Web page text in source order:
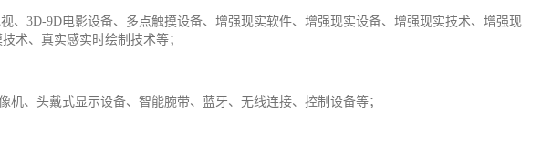
3D-9D电影设备、多点触摸设备、增强现实软件、增强现实设备、增强现实技术、增强现
术、真实感实时绘制技术等；
、头戴式显示设备、智能腕带、蓝牙、无线连接、控制设备等；